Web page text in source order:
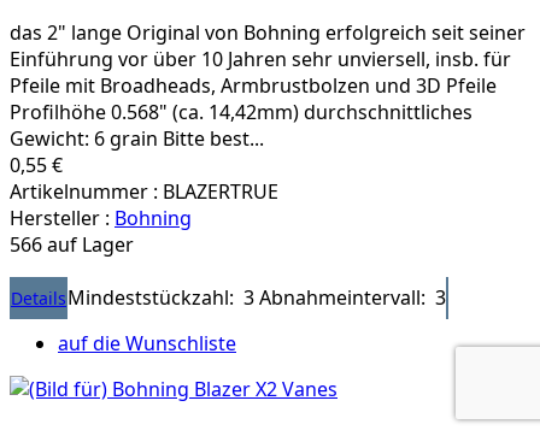
das 2" lange Original von Bohning erfolgreich seit seiner
Einführung vor über 10 Jahren sehr unviersell, insb. für
Pfeile mit Broadheads, Armbrustbolzen und 3D Pfeile
Profilhöhe 0.568" (ca. 14,42mm) durchschnittliches
Gewicht: 6 grain Bitte best...
0,55 €
Artikelnummer : BLAZERTRUE
Hersteller : Bohning
566 auf Lager
DetailsMindeststückzahl: 3Abnahmeintervall: 3
auf die Wunschliste